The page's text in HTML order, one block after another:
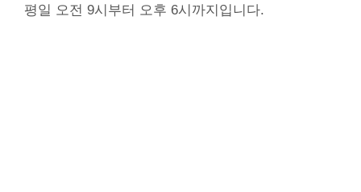
평일 오전 9시부터 오후 6시까지입니다.